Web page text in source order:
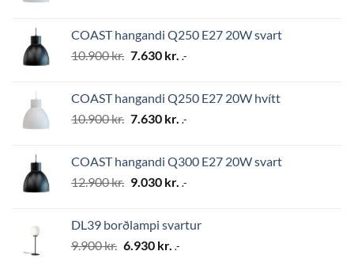
12.900 kr..9.030 kr..
COAST hangandi Q250 E27 20W svart
10.900kr. Original
10.900 kr..
7.630 kr. Current
7.630 kr..
.-
COAST hangandi Q250 E27 20W hvítt
10.900kr. Original
10.900 kr..
7.630 kr. Current
7.630 kr..
.-
COAST hangandi Q300 E27 20W svart
12.900kr. Original
12.900 kr..
9.030 kr. Current
9.030 kr..
.-
DL39 borðlampi svartur
9.900kr. Original
6.930 kr. Current
.-